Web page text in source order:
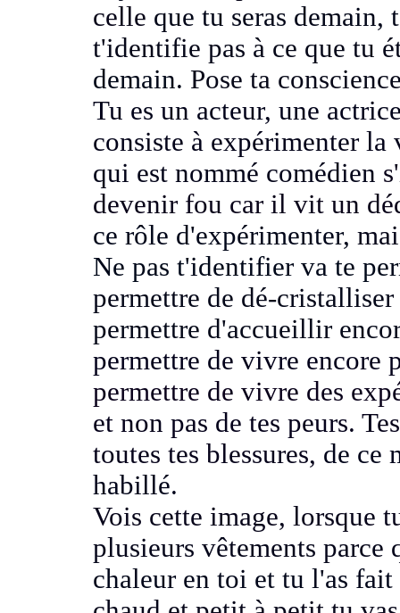
celle que tu seras
t'identifie pas à ce que tu
demain. Pose ta
Tu es un acteur, une
consiste à expérimenter
qui est nommé comédien
devenir fou car il vit un
ce rôle d'expérimenter,
Ne pas t'identifier va te
permettre de dé-
permettre d'accueillir
permettre de vivre encore
permettre de vivre des
et non pas de tes peurs.
toutes tes blessures, de ce
habillé.
Vois cette image, lorsque
plusieurs vêtements
chaleur en toi et tu l'as fait